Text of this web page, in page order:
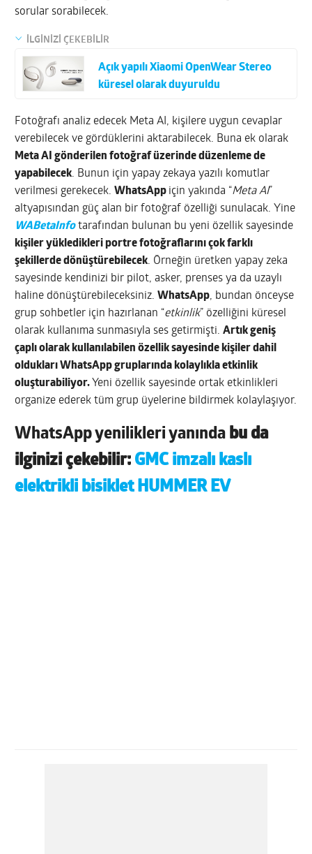
sorular sorabilecek.
İLGİNİZİ ÇEKEBİLİR
Açık yapılı Xiaomi OpenWear Stereo
küresel olarak duyuruldu
Fotoğrafı analiz edecek Meta AI, kişilere uygun cevaplar
verebilecek ve gördüklerini aktarabilecek. Buna ek olarak
Meta AI gönderilen fotoğraf üzerinde düzenleme de
yapabilecek. Bunun için yapay zekaya yazılı komutlar
verilmesi gerekecek.WhatsApp için yakında “Meta AI”
altyapısından güç alan bir fotoğraf özelliği sunulacak. Yine
WABetaInfotarafından bulunan bu yeni özellik sayesinde
kişiler yükledikleri portre fotoğraflarını çok farklı
şekillerde dönüştürebilecek. Örneğin üretken yapay zeka
sayesinde kendinizi bir pilot, asker, prenses ya da uzaylı
haline dönüştürebileceksiniz.WhatsApp, bundan önceyse
grup sohbetler için hazırlanan “etkinlik” özelliğini küresel
olarak kullanıma sunmasıyla ses getirmişti.Artık geniş
çaplı olarak kullanılabilen özellik sayesinde kişiler dahil
oldukları WhatsApp gruplarında kolaylıkla etkinlik
oluşturabiliyor. Yeni özellik sayesinde ortak etkinlikleri
organize ederek tüm grup üyelerine bildirmek kolaylaşıyor.
WhatsApp yenilikleri yanında bu da
ilginizi çekebilir: GMC imzalı kaslı
elektrikli bisiklet HUMMER EV